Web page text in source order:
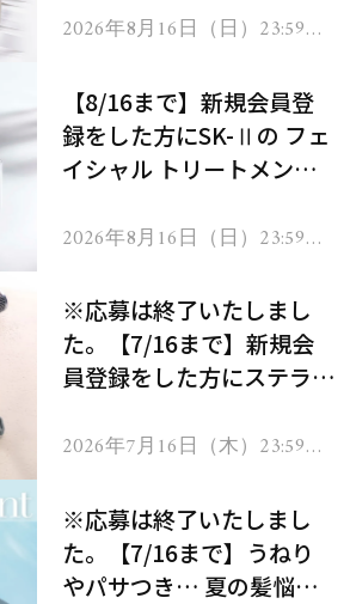
2026年8月16日（日）23:59ま
【8/16まで】新規会員登
録をした方にSK-Ⅱの フェ
イシャル トリートメント
2026年8月16日（日）23:59ま
※応募は終了いたしまし
た。【7/16まで】新規会
員登録をした方にステラボ
ヘアドライヤー ジュエル
2026年7月16日（木）23:59ま
※応募は終了いたしまし
た。【7/16まで】うねり
やパサつき… 夏の髪悩み